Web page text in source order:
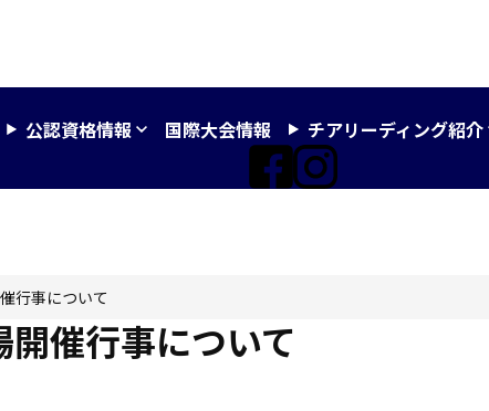
公認資格情報 国際大会情報 チアリーディング紹介
行事について
催行事について